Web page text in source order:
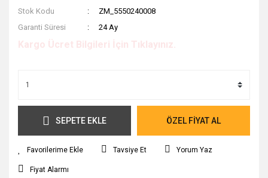
Stok Kodu
ZM_5550240008
Garanti Süresi
24 Ay
Kargo Ücret Bilgileri İçin Tıklayınız.
SEPETE EKLE ÖZEL FİYAT AL
Tavsiye Et Yorum Yaz
Fiyat Alarmı